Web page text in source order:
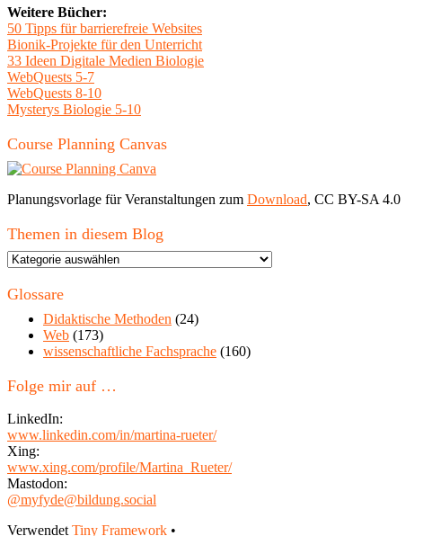
Weitere Bücher:
50 Tipps für barrierefreie Websites
Bionik-Projekte für den Unterricht
33 Ideen Digitale Medien Biologie
WebQuests 5-7
WebQuests 8-10
Mysterys Biologie 5-10
Course Planning Canvas
Planungsvorlage für Veranstaltungen zum Download, CC BY-SA 4.0
Themen in diesem Blog
Themen
diesem
Glossare
Didaktische Methoden (24)
Web (173)
wissenschaftliche Fachsprache (160)
Folge mir auf …
LinkedIn:
www.linkedin.com/in/martina-rueter/
Xing:
www.xing.com/profile/Martina_Rueter/
Mastodon:
@myfyde@bildung.social
Verwendet Tiny Framework •